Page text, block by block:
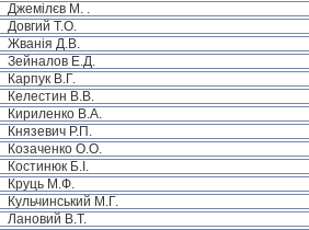
Джемілєв М. .
Довгий Т.О.
Жванія Д.В.
Зейналов Е.Д.
Карпук В.Г.
Келестин В.В.
Кириленко В.А.
Князевич Р.П.
Козаченко О.О.
Костинюк Б.І.
Круць М.Ф.
Кульчинський М.Г.
Лановий В.Т.